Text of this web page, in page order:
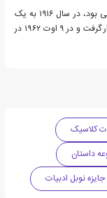
هرمان هسه متأثر از بیماری همسرش که مبتلا به شیزوفرنی بود، در سال ۱۹۱۶ به یک
بحران عمیق روحی (افسردگی) مبتلا شد و تحت مداوا قرار گرفت و در ۹ اوت ۱۹۶۲ در
کلاسیک
داستان
جایزه نوبل ادبیات